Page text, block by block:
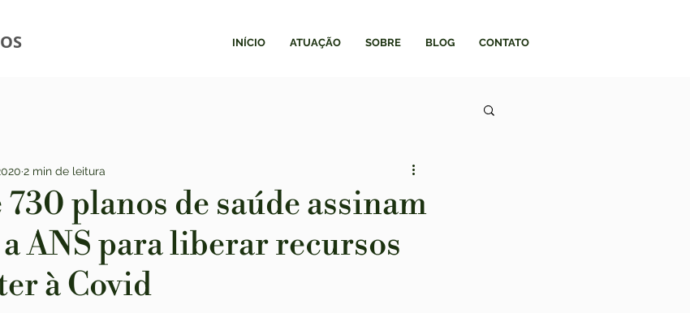
INÍCIO ATUAÇÃO SOBRE BLOG CONTATO
730 planos de saúde assinam
ANS para liberar recursos
à Covid
2 min de leitura